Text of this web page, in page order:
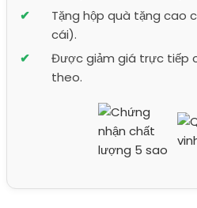
Tặng hộp quà tặng cao
cái).
Được giảm giá trực tiếp
theo.